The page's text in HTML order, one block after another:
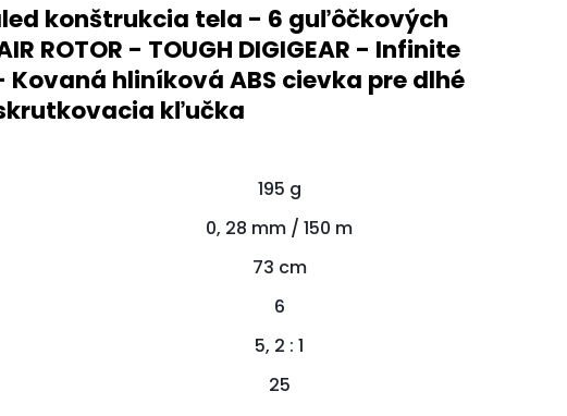
konštrukcia tela - 6 guľôčkových
ROTOR - TOUGH DIGIGEAR - Infinite
hliníková ABS cievka pre dlhé
kľučka
195 g
0, 28 mm / 150 m
73 cm
6
5, 2 : 1
25